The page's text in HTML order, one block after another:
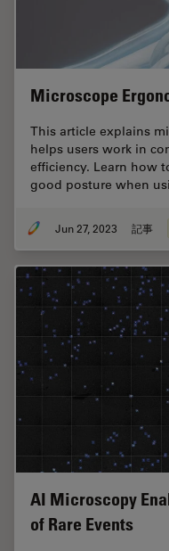
Microscope
This article explains
helps users work in
efficiency. Learn how
good posture when
Jun 27, 2023 記事
AI Microscopy
of Rare Events